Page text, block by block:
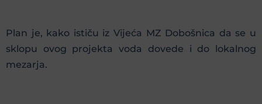
Plan je, kako ističu iz Vijeća MZ Dobošnica da se u
sklopu ovog projekta voda dovede i do lokalnog
mezarja.